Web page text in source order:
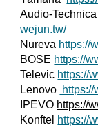
Audio-Technica
wejun.tw/
Nureva https://
BOSE https://
Televic https://
Lenovo
IPEVO https://
Konftel https://